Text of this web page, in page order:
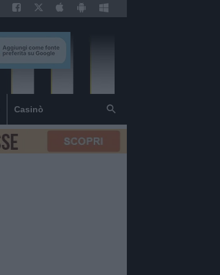
Casinò